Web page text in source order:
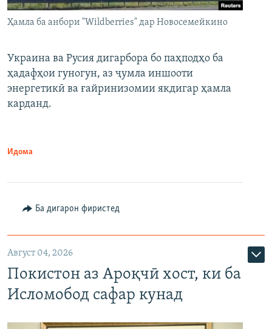
Ҳамла ба анбори "Wildberries" дар Новосемейкино
Украина ва Русия дигарбора бо паҳподҳо ба
ҳадафҳои гуногун, аз ҷумла иншооти
энергетикӣ ва ғайринизомии якдигар ҳамла
карданд.
Идома
Ба дигарон фиристед
Август 04, 2026
Покистон аз Ароқчӣ хост, ки ба
Исломобод сафар кунад